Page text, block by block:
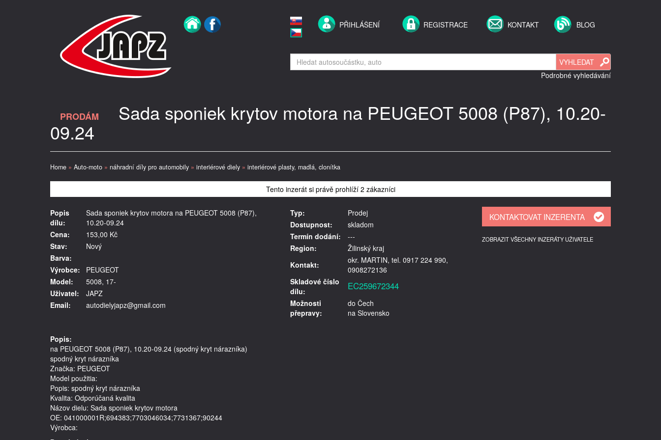
PŘIHLÁŠENÍ REGISTRACE KONTAKT BLOG
Podrobné vyhledávání
PRODÁM Sada sponiek krytov motora na PEUGEOT 5008 (P87), 10.20-
09.24
Home » Auto-moto » náhradní díly pro automobily » interiérové diely » interiérové plasty, madlá, clonítka
Tento inzerát si právě prohlíží 2 zákazníci
Popis
dílu:
Sada sponiek krytov motora na PEUGEOT 5008 (P87),
10.20-09.24
Cena:
153,00 Kč
Stav:
Nový
Barva:
Výrobce:
PEUGEOT
Model:
5008, 17-
Uživatel:
JAPZ
Email:
autodielyjapz@gmail.com
Typ:
Prodej
Dostupnost:
skladom
Termín dodání:
---
Region:
Žilinský kraj
Kontakt:
okr. MARTIN, tel. 0917 224 990,
0908272136
Skladové číslo
dílu:
EC259672344
Možnosti
přepravy:
do Čech
na Slovensko
ZOBRAZIT VŠECHNY INZERÁTY UŽIVATELE
Popis:
na PEUGEOT 5008 (P87), 10.20-09.24 (spodný kryt nárazníka)
spodný kryt nárazníka
Značka: PEUGEOT
Model použitia:
Popis: spodný kryt nárazníka
Kvalita: Odporúčaná kvalita
Názov dielu: Sada sponiek krytov motora
OE: 041000001R;694383;7703046034;7731367;90244
Výrobca: